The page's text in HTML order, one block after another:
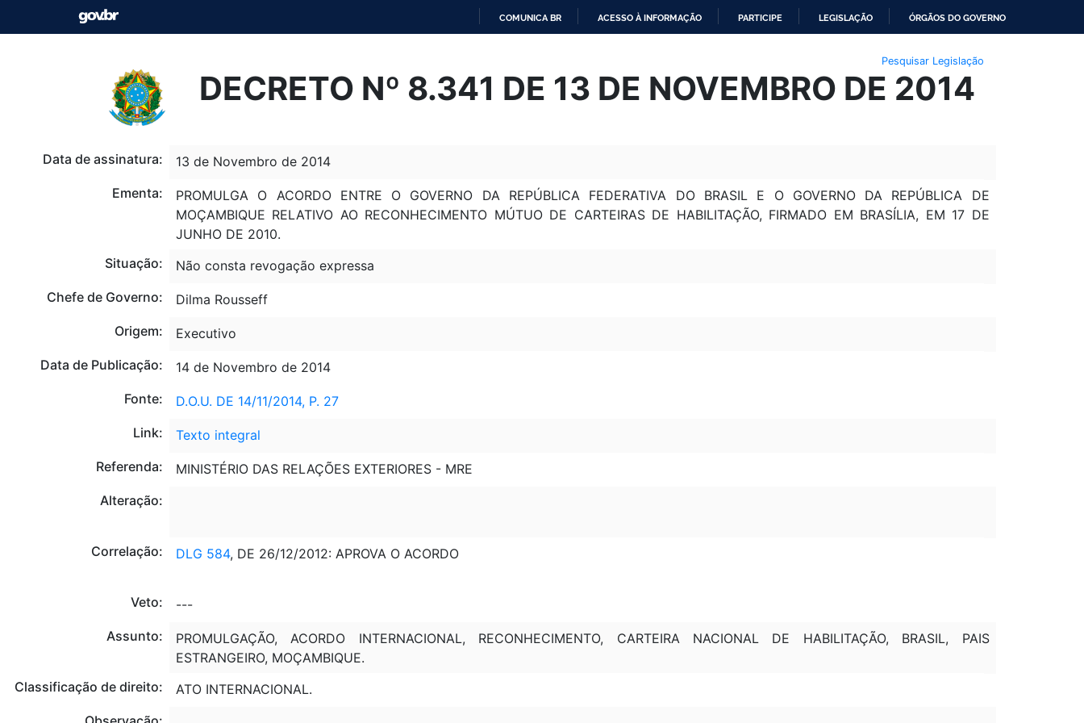
O
CONTEÚDO
COMUNICA BR ACESSO À INFORMAÇÃO PARTICIPE LEGISLAÇÃO ÓRGÃOS DO GOVERNO
Pesquisar Legislação
DECRETO Nº 8.341 DE 13 DE NOVEMBRO DE 2014
Data de assinatura:
13 de Novembro de 2014
Ementa:
PROMULGA O ACORDO ENTRE O GOVERNO DA REPÚBLICA FEDERATIVA DO BRASIL E O GOVERNO DA REPÚBLICA DE
MOÇAMBIQUE RELATIVO AO RECONHECIMENTO MÚTUO DE CARTEIRAS DE HABILITAÇÃO, FIRMADO EM BRASÍLIA, EM 17 DE
JUNHO DE 2010.
Situação:
Não consta revogação expressa
Chefe de Governo:
Dilma Rousseff
Origem:
Executivo
Data de Publicação:
14 de Novembro de 2014
Fonte:
D.O.U. DE 14/11/2014, P. 27
Link:
Texto integral
Referenda:
MINISTÉRIO DAS RELAÇÕES EXTERIORES - MRE
Alteração:
Correlação: DLG 584, DE 26/12/2012: APROVA O ACORDO
Veto:
---
Assunto:
PROMULGAÇÃO, ACORDO INTERNACIONAL, RECONHECIMENTO, CARTEIRA NACIONAL DE HABILITAÇÃO, BRASIL, PAIS
ESTRANGEIRO, MOÇAMBIQUE.
Classificação de direito:
ATO INTERNACIONAL.